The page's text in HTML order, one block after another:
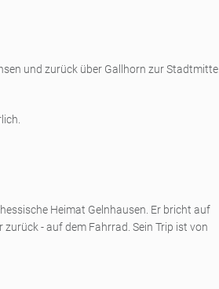
und zurück über Gallhorn zur Stadtmitte.
Heimat Gelnhausen. Er bricht auf
- auf dem Fahrrad. Sein Trip ist von